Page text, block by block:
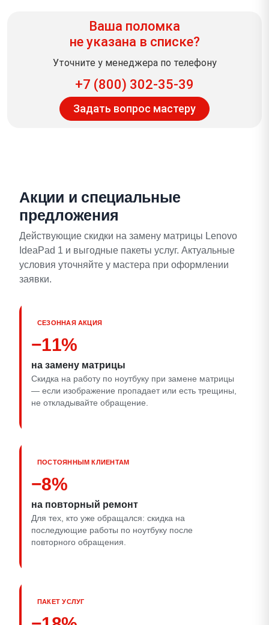
Ваша поломка
не указана в списке?
Уточните у менеджера по телефону
+7 (800) 302-35-39
Задать вопрос мастеру
Акции и специальные
предложения
Действующие скидки на замену матрицы Lenovo
IdeaPad 1 и выгодные пакеты услуг. Актуальные
условия уточняйте у мастера при оформлении
заявки.
СЕЗОННАЯ АКЦИЯ
−11%
на замену матрицы
Скидка на работу по ноутбуку при замене матрицы
— если изображение пропадает или есть трещины,
не откладывайте обращение.
ПОСТОЯННЫМ КЛИЕНТАМ
−8%
на повторный ремонт
Для тех, кто уже обращался: скидка на
последующие работы по ноутбуку после
повторного обращения.
ПАКЕТ УСЛУГ